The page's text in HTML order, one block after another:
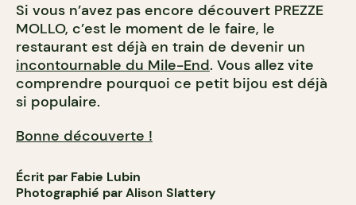
Si vous n’avez pas encore découvert PREZZE
MOLLO, c’est le moment de le faire, le
restaurant est déjà en train de devenir un
incontournable du Mile-End. Vous allez vite
comprendre pourquoi ce petit bijou est déjà
si populaire.
Bonne découverte !
Écrit par Fabie Lubin
Photographié par Alison Slattery